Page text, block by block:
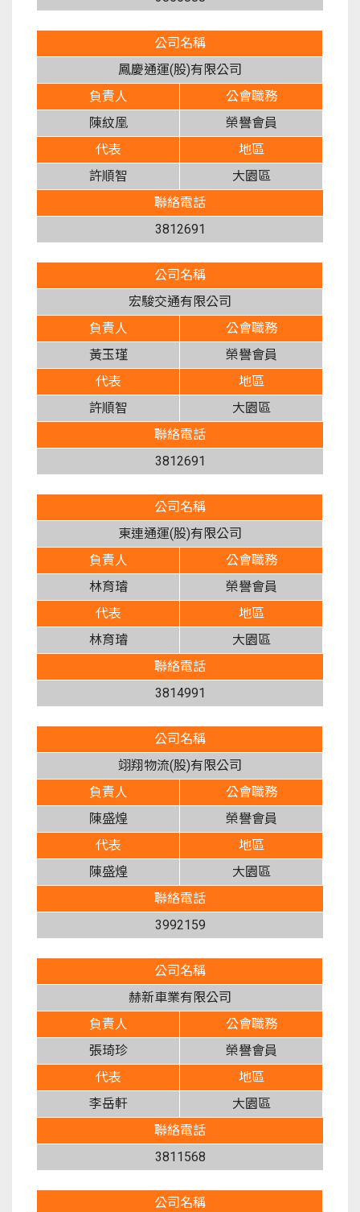
公司名稱
鳳慶通運(股)有限公司
負責人
陳紋凰
公會職務
榮譽會員
代表
許順智
地區
大園區
聯絡電話
3812691
公司名稱
宏駿交通有限公司
負責人
黃玉瑾
公會職務
榮譽會員
代表
許順智
地區
大園區
聯絡電話
3812691
公司名稱
東連通運(股)有限公司
負責人
林育璿
公會職務
榮譽會員
代表
林育璿
地區
大園區
聯絡電話
3814991
公司名稱
翊翔物流(股)有限公司
負責人
陳盛煌
公會職務
榮譽會員
代表
陳盛煌
地區
大園區
聯絡電話
3992159
公司名稱
赫新車業有限公司
負責人
張琦珍
公會職務
榮譽會員
代表
李岳軒
地區
大園區
聯絡電話
3811568
公司名稱